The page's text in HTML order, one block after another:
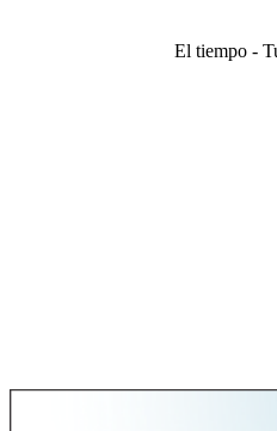
El tiempo -